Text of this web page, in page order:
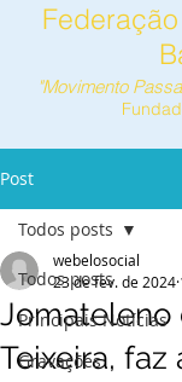
"Movimento
Post
Todos posts
Principais Notícias
Gravações
Todos posts
Jomateleno
Teixeira,
webelosocial
23 de fev. de 2024